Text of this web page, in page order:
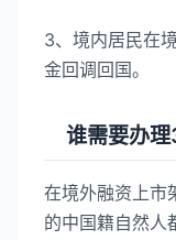
3、境内居民在
金回调回国。
谁需要办理
在境外融资上市
的中国籍自然人